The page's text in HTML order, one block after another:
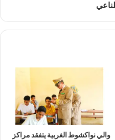
والي نواكشوط الغربية يتفقد مراكز